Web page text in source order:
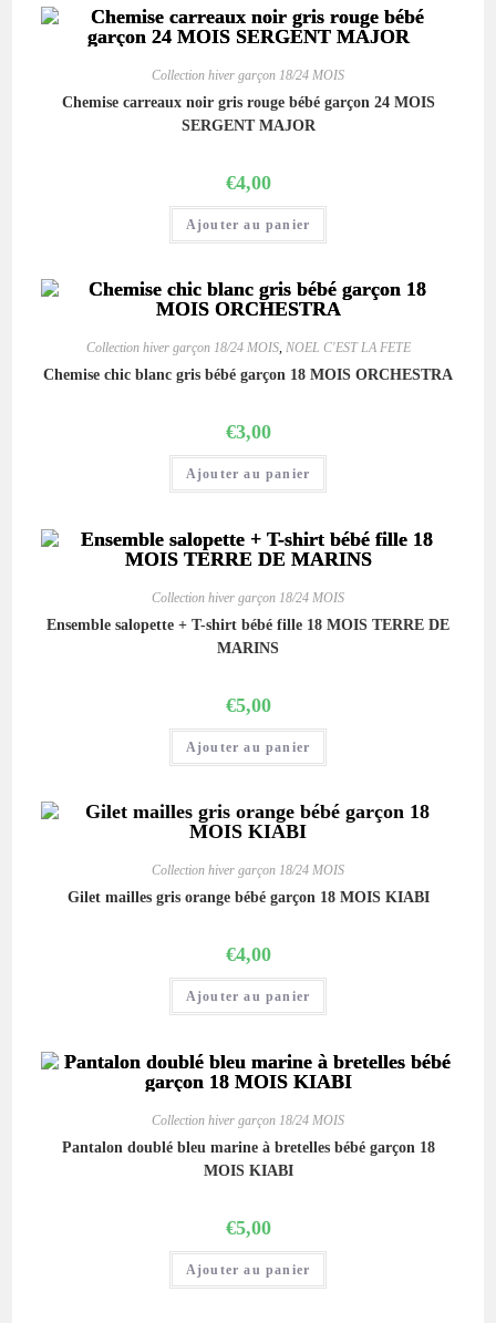
Collection hiver garçon 18/24 MOIS
Chemise carreaux noir gris rouge bébé garçon 24 MOIS
SERGENT MAJOR
€4,00
Ajouter au panier
Collection hiver garçon 18/24 MOIS, NOEL C'EST LA FETE
Chemise chic blanc gris bébé garçon 18 MOIS ORCHESTRA
€3,00
Ajouter au panier
Collection hiver garçon 18/24 MOIS
Ensemble salopette + T-shirt bébé fille 18 MOIS TERRE DE
MARINS
€5,00
Ajouter au panier
Collection hiver garçon 18/24 MOIS
Gilet mailles gris orange bébé garçon 18 MOIS KIABI
€4,00
Ajouter au panier
Collection hiver garçon 18/24 MOIS
Pantalon doublé bleu marine à bretelles bébé garçon 18
MOIS KIABI
€5,00
Ajouter au panier